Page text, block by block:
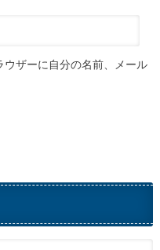
ウザーに自分の名前、メール